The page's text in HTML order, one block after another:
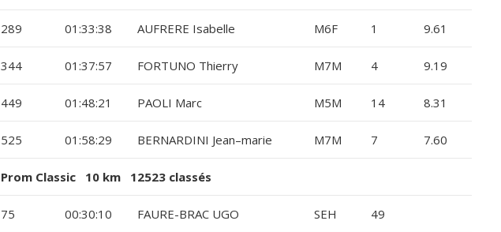
289 01:33:38 AUFRERE Isabelle M6F 1 9.61
344 01:37:57 FORTUNO Thierry M7M 4 9.19
449 01:48:21 PAOLI Marc M5M 14 8.31
525 01:58:29 BERNARDINI Jean–marie M7M 7 7.60
Prom Classic 10 km 12523 classés
75 00:30:10 FAURE-BRAC UGO SEH 49